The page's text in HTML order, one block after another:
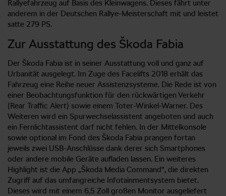
Rallyefahrzeug auf Basis des Kleinwagens. Dieses fährt unter
anderem in der Deutschen Rallye-Meisterschaft mit und leistet
satte 279 PS.
Zur Ausstattung des Škoda Fabia
Der Škoda Fabia ist in seiner Ausstattung voll und ganz auf
Urbanität ausgelegt. Im Zuge des Facelifts 2018 erhält das
Fahrzeug eine Reihe neuer Assistenzsysteme. Die Rede ist von
einer Beobachtungsfunktion für den rückwärtigen Verkehr
(Rear Traffic Alert) sowie einem Toter-Winkel-Warner. Des
Weiteren wird ein Spurwechselassistent angeboten und auch
ein Fernlichtassistent darf nicht fehlen. In der Mittelkonsole
sowie optional im Fond des Škoda Fabia prangen fortan
jeweils zwei USB-Anschlüsse dank derer sich Smartphones
oder andere mobile Geräte aufladen lassen. Ein weiteres
Highlight ist die App „Škoda Media Command“, die direkten
Zugriff auf das umfangreiche Infotainmentsystem bietet.
Dieses wird mit einem 6,5 Zoll großen Monitor ausgeliefert